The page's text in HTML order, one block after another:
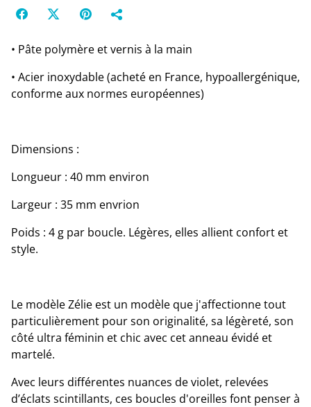
• Pâte polymère et vernis à la main
• Acier inoxydable (acheté en France, hypoallergénique,
conforme aux normes européennes)
Dimensions :
Longueur : 40 mm environ
Largeur : 35 mm envrion
Poids : 4 g par boucle. Légères, elles allient confort et
style.
Le modèle Zélie est un modèle que j'affectionne tout
particulièrement pour son originalité, sa légèreté, son
côté ultra féminin et chic avec cet anneau évidé et
martelé.
Avec leurs différentes nuances de violet, relevées
d’éclats scintillants, ces boucles d'oreilles font penser à